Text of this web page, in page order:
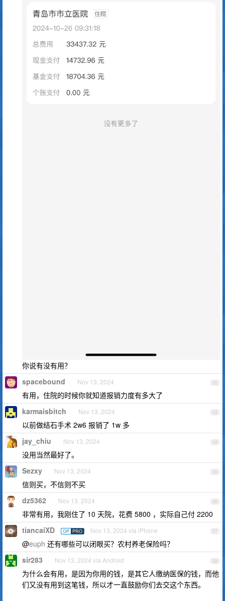
你说有没有用？
32
spacebound Nov 13, 2024
有用，住院的时候你就知道报销力度有多大了
33
karmaisbitch Nov 13, 2024
以前做结石手术 2w6 报销了 1w 多
34
jay_chiu Nov 13, 2024
没用当然最好了。
35
Sezxy Nov 13, 2024
信则买，不信则不买
36
dz5362 Nov 13, 2024
非常有用，我刚住了 10 天院，花费 5800 ，实际自己付 2200
37
tiancaiXD OP PRO Nov 13, 2024 via iPhone
@euph 还有哪些可以闭眼买？农村养老保险吗？
38
sir283 Nov 13, 2024 via Android
为什么会有用，是因为你用的钱，是其它人缴纳医保的钱，而他
们又没有用到这笔钱，所以才一直鼓励你们去交这个东西。